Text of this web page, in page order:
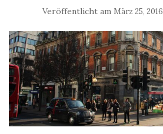
Veröffentlicht am März 25, 2016